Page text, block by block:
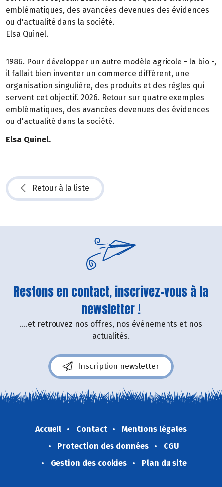
emblématiques, des avancées devenues des évidences
ou d'actualité dans la société.
Elsa Quinel.
1986. Pour développer un autre modèle agricole - la bio -,
il fallait bien inventer un commerce différent, une
organisation singulière, des produits et des règles qui
servent cet objectif. 2026. Retour sur quatre exemples
emblématiques, des avancées devenues des évidences
ou d'actualité dans la société.
Elsa Quinel.
Retour à la liste
Restons en contact, inscrivez-vous à la
newsletter !
....et retrouvez nos offres, nos événements et nos
actualités.
Inscription newsletter
Accueil Contact
Mentions légales
Protection des données
CGU
Gestion des cookies
Plan du site